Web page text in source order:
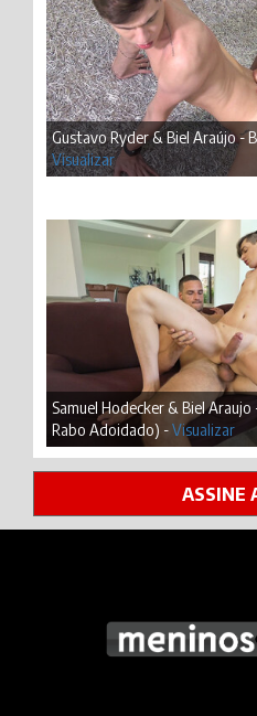
Gustavo Ryder & Biel Araújo -
Visualizar
Samuel Hodecker & Biel
Rabo Adoidado) -Visualizar
ASSINE